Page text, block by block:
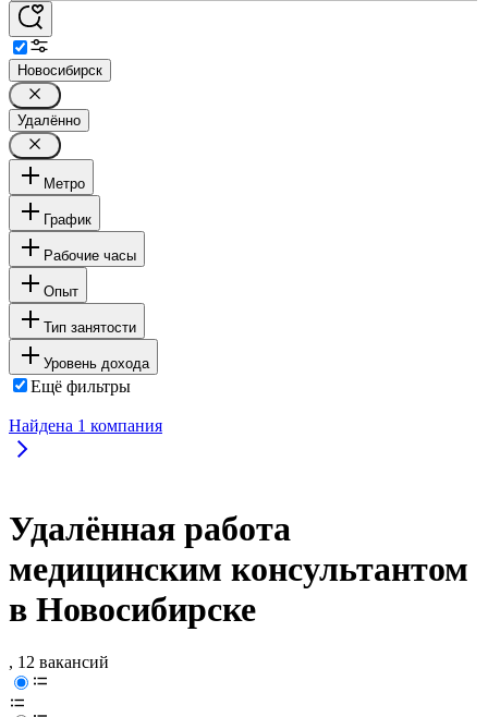
Новосибирск
Удалённо
Метро
График
Рабочие часы
Опыт
Тип занятости
Уровень дохода
Ещё фильтры
Найдена 1 компания
Удалённая работа
медицинским консультантом
в Новосибирске
, 12 вакансий